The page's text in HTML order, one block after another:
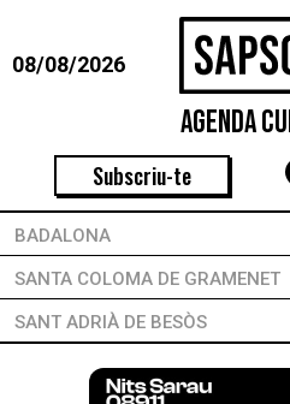
08/08/2026
Agenda
Subscriu-te
BADALONA
SANTA COLOMA DE GRAMENET
SANT ADRIÀ DE BESÒS